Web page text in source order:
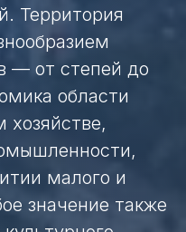
Территория
— от степей до
области
хозяйстве,
малого и
значение также